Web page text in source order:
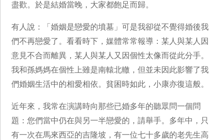
盡歡。於是結婚當晚，大家都飽足而歸。
有人說：「婚姻是戀愛的墳墓」可是我卻從不覺得婚後我
們不再戀愛了。看看時下，媒體常常報導：某人與某人因
意見不合而離異，某人與某人又因個性太像而從此分手。
我和孫媽媽在個性上雖是南轅北轍，但並未因此影響了我
們婚姻生活中的相愛相依。貧困時如此，小康亦復這般。
近年來，我常在演講時向那些已婚多年的聽眾問一個問
題：您們當中仍在與另一半戀愛的，請舉手。多年中，只
有一次在馬來西亞的吉隆坡，有一位七十多歲的老先生高